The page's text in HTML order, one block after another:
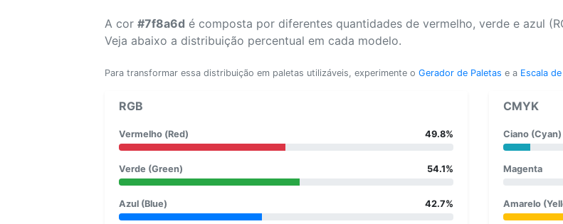
A cor #7f8a6d é composta por diferentes quantidades de vermelho, verde e azul
Veja abaixo a distribuição percentual em cada modelo.
Para transformar essa distribuição em paletas utilizáveis, experimente o Gerador de Paletas e a Escala
RGB
Vermelho (Red) 49.8%
Verde (Green) 54.1%
Azul (Blue) 42.7%
CMYK
Ciano (Cyan)
Magenta
Amarelo